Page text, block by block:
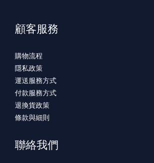
顧客服務
購物流程
隱私政策
運送服務方式
付款服務方式
退換貨政策
條款與細則
聯絡我們